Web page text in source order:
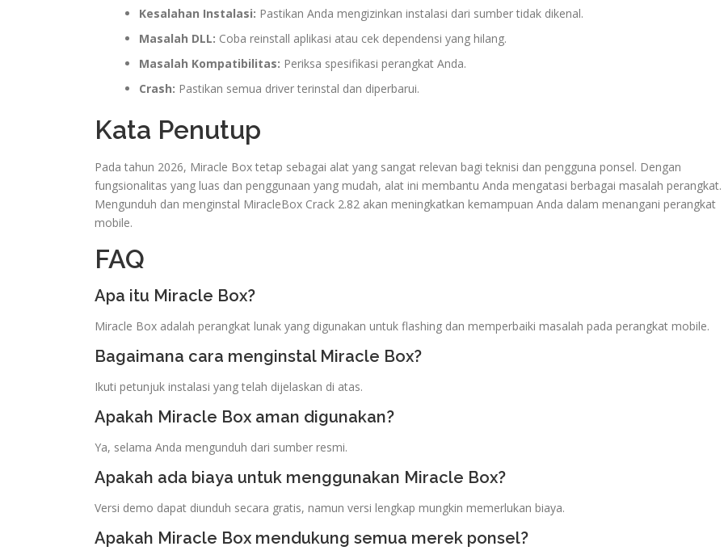
Kesalahan Instalasi: Pastikan Anda mengizinkan instalasi dari sumber tidak dikenal.
Masalah DLL: Coba reinstall aplikasi atau cek dependensi yang hilang.
Masalah Kompatibilitas: Periksa spesifikasi perangkat Anda.
Crash: Pastikan semua driver terinstal dan diperbarui.
Kata Penutup
Pada tahun 2026, Miracle Box tetap sebagai alat yang sangat relevan bagi teknisi dan pengguna ponsel. Dengan
fungsionalitas yang luas dan penggunaan yang mudah, alat ini membantu Anda mengatasi berbagai masalah perangkat.
Mengunduh dan menginstal MiracleBox Crack 2.82 akan meningkatkan kemampuan Anda dalam menangani perangkat
mobile.
FAQ
Apa itu Miracle Box?
Miracle Box adalah perangkat lunak yang digunakan untuk flashing dan memperbaiki masalah pada perangkat mobile.
Bagaimana cara menginstal Miracle Box?
Ikuti petunjuk instalasi yang telah dijelaskan di atas.
Apakah Miracle Box aman digunakan?
Ya, selama Anda mengunduh dari sumber resmi.
Apakah ada biaya untuk menggunakan Miracle Box?
Versi demo dapat diunduh secara gratis, namun versi lengkap mungkin memerlukan biaya.
Apakah Miracle Box mendukung semua merek ponsel?